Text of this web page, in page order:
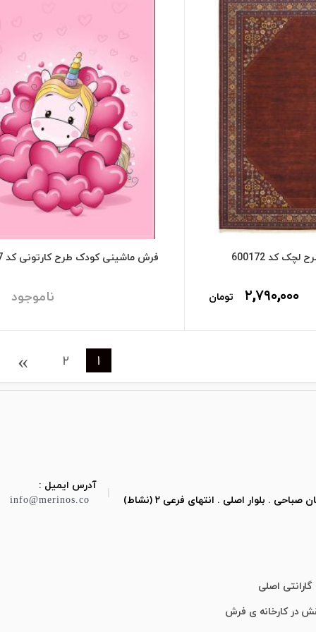
کد 600172
۲,۷۹۰,۰۰۰ تومان
فرش ماشینی کودک طرح کارتونی کد 600207
ناموجود
1
2
. بلوار اصلی . انتهای فرعی ۲ (نشاط)
آدرس ایمیل :
info@merinos.co
اصلی
در کارخانه ی فرش